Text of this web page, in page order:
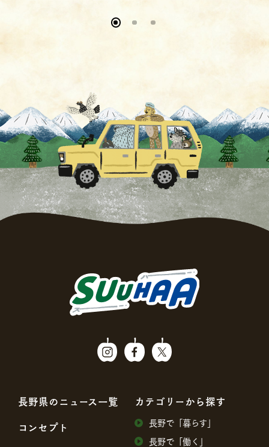
⻑野県のニュース⼀覧
コンセプト
カテゴリーから探す
⻑野で「暮らす」
⻑野で「働く」